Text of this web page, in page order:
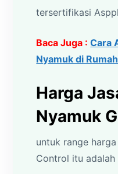
tersertifikasi
Baca Juga :Cara
Nyamuk di Rumah
Harga
Nyamuk
untuk range
Control itu